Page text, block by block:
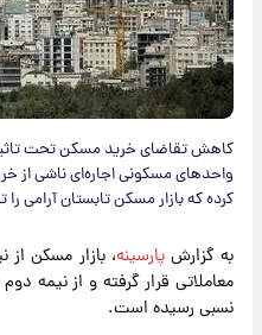
کاهش تقاضای خرید مسکن تحت
واحدهای مسکونی اجاره‌ای ناشی از خروج
کرده که بازار مسکن تابستان آرامی را
به گزارشپارسینه
نسبی رسیده است.